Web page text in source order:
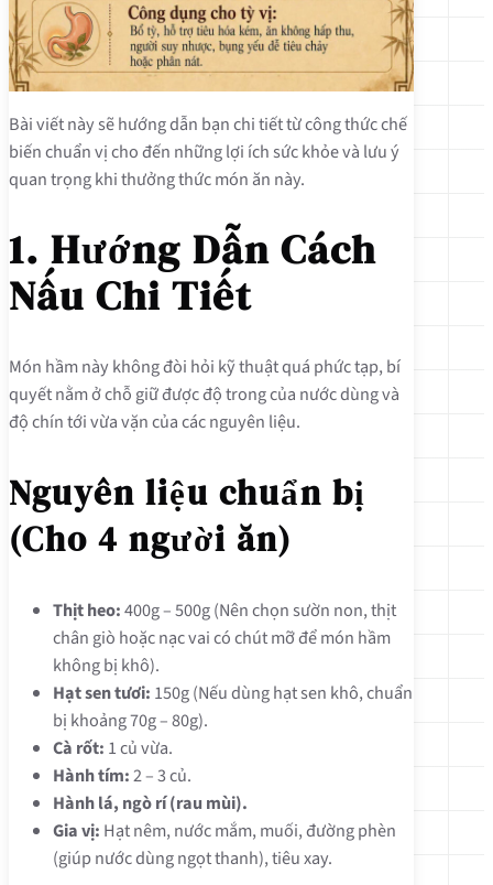
Bài viết này sẽ hướng dẫn bạn chi tiết từ công thức chế
biến chuẩn vị cho đến những lợi ích sức khỏe và lưu ý
quan trọng khi thưởng thức món ăn này.
1. Hướng Dẫn Cách
Nấu Chi Tiết
Món hầm này không đòi hỏi kỹ thuật quá phức tạp, bí
quyết nằm ở chỗ giữ được độ trong của nước dùng và
độ chín tới vừa vặn của các nguyên liệu.
Nguyên liệu chuẩn bị
(Cho 4 người ăn)
Thịt heo:400g – 500g (Nên chọn sườn non, thịt
chân giò hoặc nạc vai có chút mỡ để món hầm
không bị khô).
Hạt sen tươi: 150g (Nếu dùng hạt sen khô, chuẩn
bị khoảng 70g – 80g).
Cà rốt: 1 củ vừa.
Hành tím:2 – 3 củ.
Hành lá, ngò rí (rau mùi).
Gia vị: Hạt nêm, nước mắm, muối, đường phèn
(giúp nước dùng ngọt thanh), tiêu xay.